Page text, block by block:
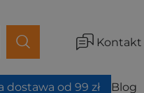
Kontakt
dostawa od 99 zł Blog